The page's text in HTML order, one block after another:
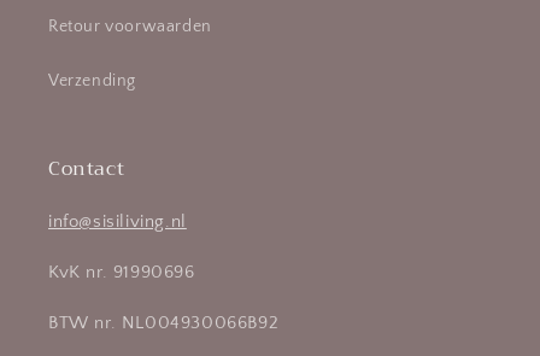
Retour voorwaarden
Verzending
Contact
info@sisiliving.nl
KvK nr. 91990696
BTW nr. NL004930066B92